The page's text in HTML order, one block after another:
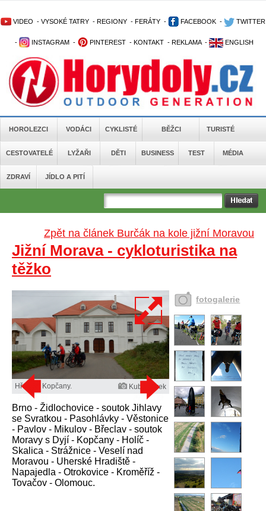
VIDEO - VYSOKÉ TATRY - REGIONY - FERÁTY - FACEBOOK - TWITTER
- INSTAGRAM - PINTEREST - KONTAKT - REKLAMA - ENGLISH
HOROLEZCI VODÁCI CYKLISTÉ BĚŽCI TURISTÉ
CESTOVATELÉ LYŽAŘI DĚTI BUSINESS TEST MÉDIA
ZDRAVÍ JÍDLO A PITÍ
Zpět na článek Burčák na kole jižní Moravou
Jižní Morava - cykloturistika na
těžko
Hřebčín Kopčany. Kuba Turek
Brno - Židlochovice - soutok Jihlavy
se Svratkou - Pasohlávky - Věstonice
- Pavlov - Mikulov - Břeclav - soutok
Moravy s Dyjí - Kopčany - Holíč -
Skalica - Strážnice - Veselí nad
Moravou - Uherské Hradiště -
Napajedla - Otrokovice - Kroměříž -
Tovačov - Olomouc.
fotogalerie